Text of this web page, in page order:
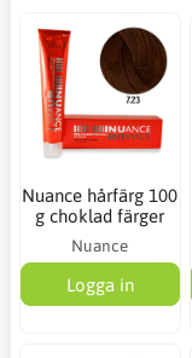
Nuance hårfärg 100
g choklad färger
Nuance
Logga in